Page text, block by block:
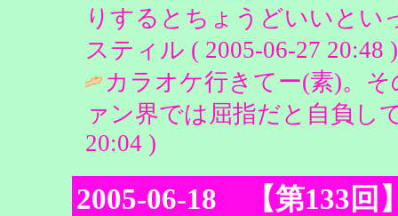
りするとちょうどいいとい
スティル ( 2005-06-27 20:48 )
カラオケ行きてー(素)。
ァン界では屈指だと自負し
20:04 )
2005-06-18 【第133回